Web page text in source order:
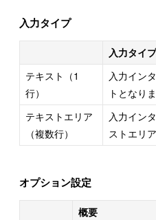
入力タイプ
入力タイプ
テキスト（1
行）
入力イン
トとなり
テキストエリア
（複数行）
入力イン
ストエリ
オプション設定
概要